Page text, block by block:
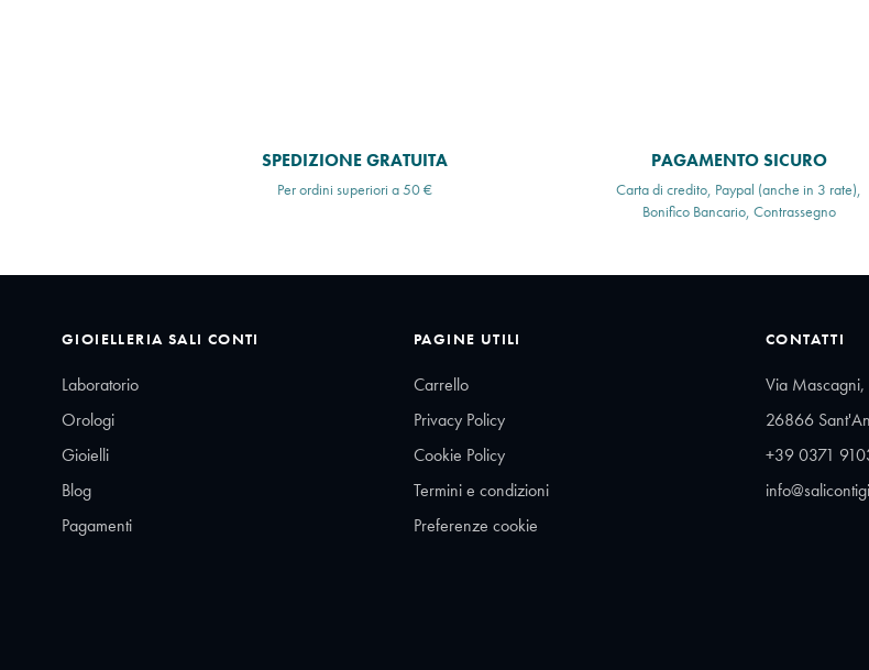
SPEDIZIONE GRATUITA
Per ordini superiori a 50 €
PAGAMENTO SICURO
Carta di credito, Paypal (anche in 3 rate),
Bonifico Bancario, Contrassegno
GIOIELLERIA SALI CONTI
Laboratorio
Orologi
Gioielli
Blog
Pagamenti
PAGINE UTILI
Carrello
Privacy Policy
Cookie Policy
Termini e condizioni
Preferenze cookie
CONTATTI
Via Mascagni,
26866
+39 0371